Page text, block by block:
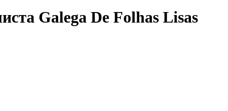
Galega De Folhas Lisas